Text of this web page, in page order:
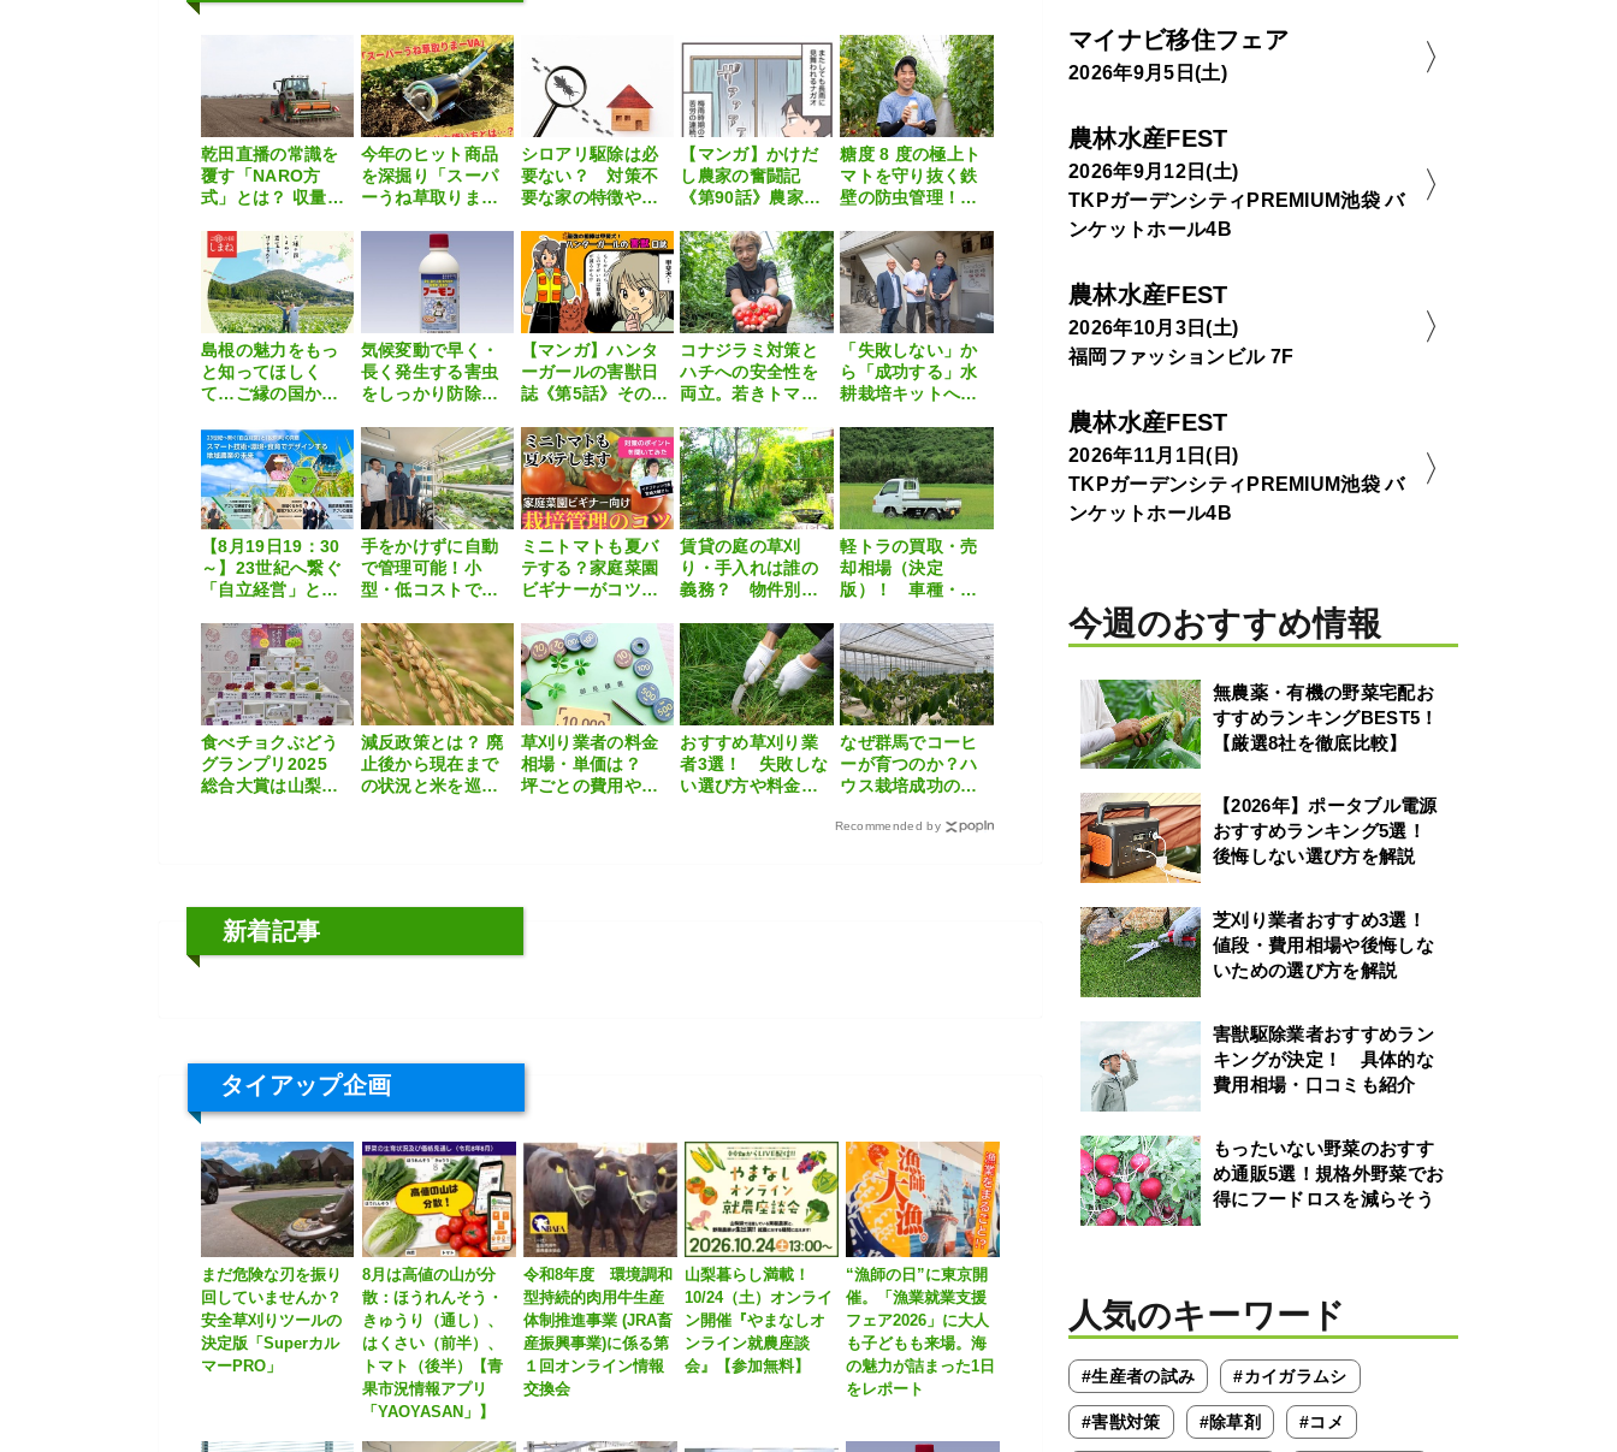
乾田直播の常識を
覆す「NARO方
式」とは？ 収量増
る“二度の鎮圧”と
雑草対策
今年のヒット商品
を深掘り「スーパ
ーうね草取りまー
シロアリ駆除は必
要ない？ 対策不
要な家の特徴や自
法を解説
【マンガ】かけだ
し農家の奮闘記
《第90話》農家を
選
糖度 8 度の極上ト
マトを守り抜く鉄
壁の防虫管理！理
切り札「ダブルシ
ューターSE」
島根の魅力をもっ
と知ってほしく
て…ご縁の国か
「移住就農促進プ
ログラム」はじめ
ます！！
気候変動で早く・
長く発生する害虫
をしっかり防除。
鎖剤『フーモン』
【マンガ】ハンタ
ーガールの害獣日
誌《第5話》その名
コナジラミ対策と
ハチへの安全性を
両立。若きトマト
コン®SL」で描く
持続可能な防除戦
略
「失敗しない」か
ら「成功する」水
耕栽培キットへ進
大きな挑戦とは
【8月19日19：30
～】23世紀へ繋ぐ
「自立経営」と
セミナー
手をかけずに自動
で管理可能！小
型・低コストで始
ミニトマトも夏バ
テする？家庭菜園
ビギナーがコツを
賃貸の庭の草刈
り・手入れは誰の
義務？ 物件別の
者を紹介
軽トラの買取・売
却相場（決定
版）！ 車種・年
新価格とは
食べチョクぶどう
グランプリ2025
総合大賞は山梨県
減反政策とは？ 廃
止後から現在まで
の状況と米を巡る
草刈り業者の料金
相場・単価は？
坪ごとの費用や安
おすすめ草刈り業
者3選！ 失敗しな
い選び方や料金相
なぜ群馬でコーヒ
ーが育つのか？ハ
ウス栽培成功の秘
Recommended by
新着記事
タイアップ企画
まだ危険な刃を振り
回していませんか？
安全草刈りツールの
決定版「Superカル
マーPRO」
8月は高値の山が分
散：ほうれんそう・
きゅうり（通し）、
はくさい（前半）、
トマト（後半）【青
果市況情報アプリ
「YAOYASAN」】
令和8年度 環境調和
型持続的肉用牛生産
体制推進事業 (JRA畜
産振興事業)に係る第
１回オンライン情報
交換会
山梨暮らし満載！
10/24（土）オンライ
ン開催『やまなしオ
ンライン就農座談
会』【参加無料】
“漁師の日”に東京開
催。「漁業就業支援
フェア2026」に大人
も子どもも来場。海
の魅力が詰まった1日
をレポート
マイナビ移住フェア
2026年9月5日(土)
農林水産FEST
2026年9月12日(土)
TKPガーデンシティPREMIUM池袋 バ
ンケットホール4B
農林水産FEST
2026年10月3日(土)
福岡ファッションビル 7F
農林水産FEST
2026年11月1日(日)
TKPガーデンシティPREMIUM池袋 バ
ンケットホール4B
今週のおすすめ情報
無農薬・有機の野菜宅配お
すすめランキングBEST5！
【厳選8社を徹底比較】
【2026年】ポータブル電源
おすすめランキング5選！
後悔しない選び方を解説
芝刈り業者おすすめ3選！
値段・費用相場や後悔しな
いための選び方を解説
害獣駆除業者おすすめラン
キングが決定！ 具体的な
費用相場・口コミも紹介
もったいない野菜のおすす
め通販5選！規格外野菜でお
得にフードロスを減らそう
人気のキーワード
#生産者の試み #カイガラムシ
#害獣対策 #除草剤 #コメ